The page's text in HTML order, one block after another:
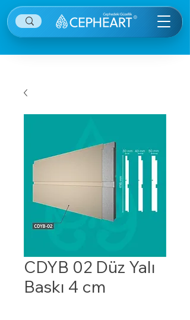
CDYB 02 Düz Yalı
Baskı 4 cm